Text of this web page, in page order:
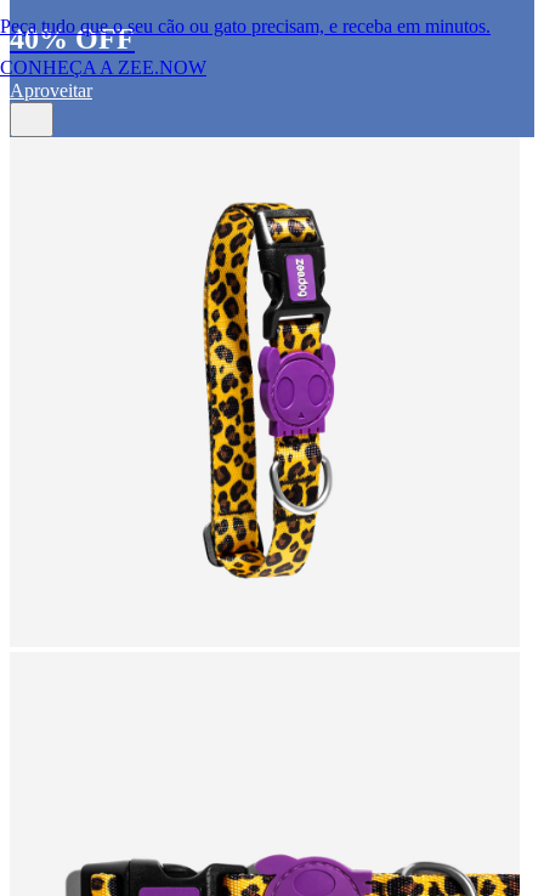
Peça tudo que o seu cão ou gato precisam, e receba em minutos.
CONHEÇA A ZEE.NOW
40% OFF
Aproveitar